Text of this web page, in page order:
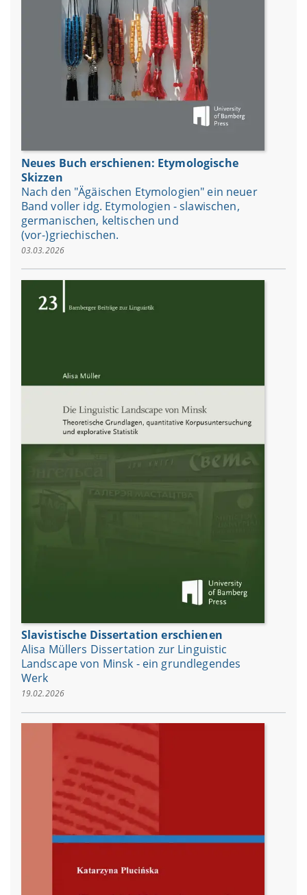
Neues Buch erschienen: Etymologische
Skizzen
Nach den "Ägäischen Etymologien" ein neuer
Band voller idg. Etymologien - slawischen,
germanischen, keltischen und
(vor-)griechischen.
03.03.2026
Slavistische Dissertation erschienen
Alisa Müllers Dissertation zur Linguistic
Landscape von Minsk - ein grundlegendes
Werk
19.02.2026